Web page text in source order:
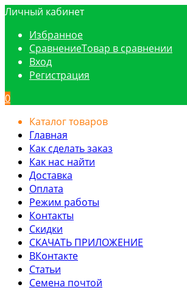
Личный кабинет
Избранное
СравнениеТовар в сравнении
Вход
Регистрация
0
Каталог товаров
Главная
Как сделать заказ
Как нас найти
Доставка
Оплата
Режим работы
Контакты
Скидки
СКАЧАТЬ ПРИЛОЖЕНИЕ
ВКонтакте
Статьи
Семена почтой